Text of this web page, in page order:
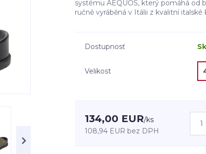
systému AEQUOS, který pomáhá od
ručně vyráběná v Itálii z kvalitní italské
Dostupnosť
Velikost
134,00 EUR/ks
108,94 EUR bez DPH